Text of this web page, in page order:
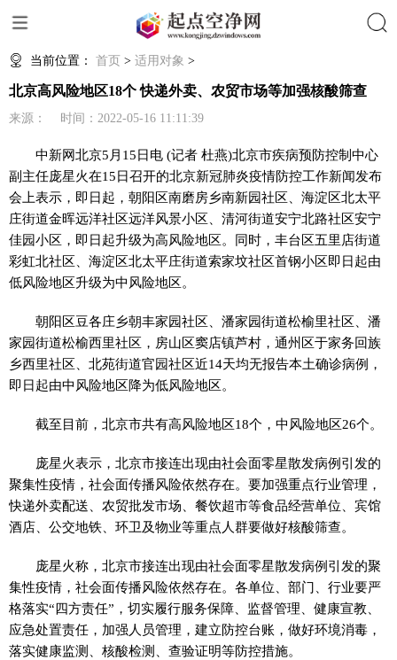
当前位置： 首页 > 适用对象 >
北京高风险地区18个 快递外卖、农贸市场等加强核酸筛查
来源： 时间：2022-05-16 11:11:39
中新网北京5月15日电 (记者 杜燕)北京市疾病预防控制中心
副主任庞星火在15日召开的北京新冠肺炎疫情防控工作新闻发布
会上表示，即日起，朝阳区南磨房乡南新园社区、海淀区北太平
庄街道金晖远洋社区远洋风景小区、清河街道安宁北路社区安宁
佳园小区，即日起升级为高风险地区。同时，丰台区五里店街道
彩虹北社区、海淀区北太平庄街道索家坟社区首钢小区即日起由
低风险地区升级为中风险地区。
朝阳区豆各庄乡朝丰家园社区、潘家园街道松榆里社区、潘
家园街道松榆西里社区，房山区窦店镇芦村，通州区于家务回族
乡西里社区、北苑街道官园社区近14天均无报告本土确诊病例，
即日起由中风险地区降为低风险地区。
截至目前，北京市共有高风险地区18个，中风险地区26个。
庞星火表示，北京市接连出现由社会面零星散发病例引发的
聚集性疫情，社会面传播风险依然存在。要加强重点行业管理，
快递外卖配送、农贸批发市场、餐饮超市等食品经营单位、宾馆
酒店、公交地铁、环卫及物业等重点人群要做好核酸筛查。
庞星火称，北京市接连出现由社会面零星散发病例引发的聚
集性疫情，社会面传播风险依然存在。各单位、部门、行业要严
格落实“四方责任”，切实履行服务保障、监督管理、健康宣教、
应急处置责任，加强人员管理，建立防控台账，做好环境消毒，
落实健康监测、核酸检测、查验证明等防控措施。